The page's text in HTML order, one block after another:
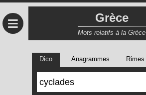
≡ Grèce
Mots relatifs à la Grèce
Dico Anagrammes Rimes